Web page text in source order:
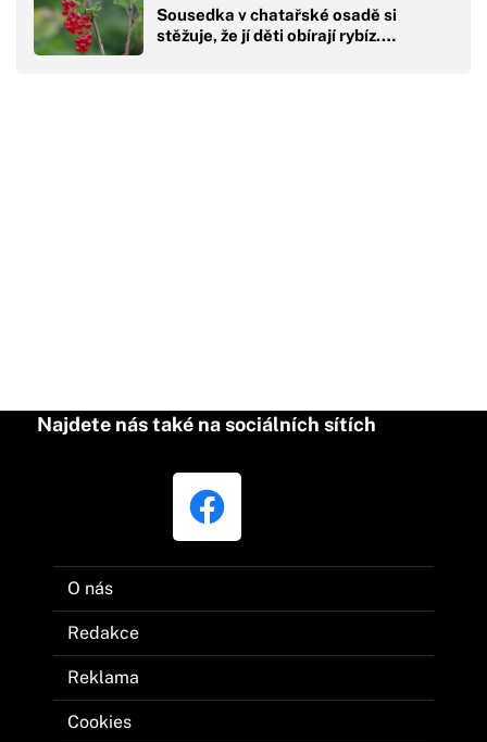
Sousedka v chatařské osadě si
stěžuje, že jí děti obírají rybíz.…
Najdete nás také na sociálních sítích
O nás
Redakce
Reklama
Cookies